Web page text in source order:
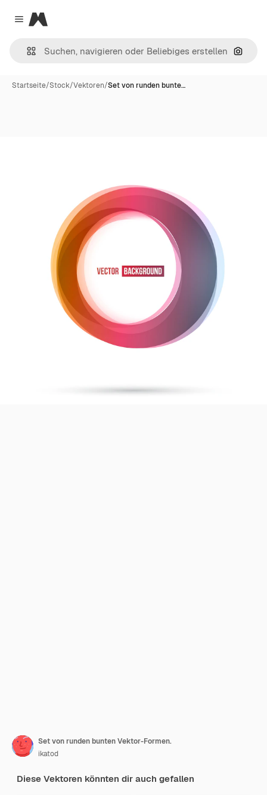
Close menu
Magnific
Nach
Startseite/Stock/Vektoren/Set von runden bunte…
Set von runden bunten Vektor-Formen.
ikatod
Diese Vektoren könnten dir auch gefallen